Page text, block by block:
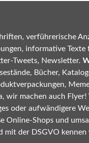
verführerische
informative Texte
Tweets, Newsletter.
Bücher,
wir machen auch Flyer!
oder aufwändigere
Online-Shops und
mit der DSGVO